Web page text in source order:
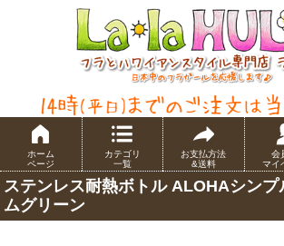
ホーム
ページ
カテゴリ
一覧
お支払方法
&送料
会
マイ
ステンレス耐熱ボトル ALOHAシンプ
ムグリーン